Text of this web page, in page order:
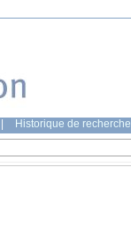
Historique de recherche